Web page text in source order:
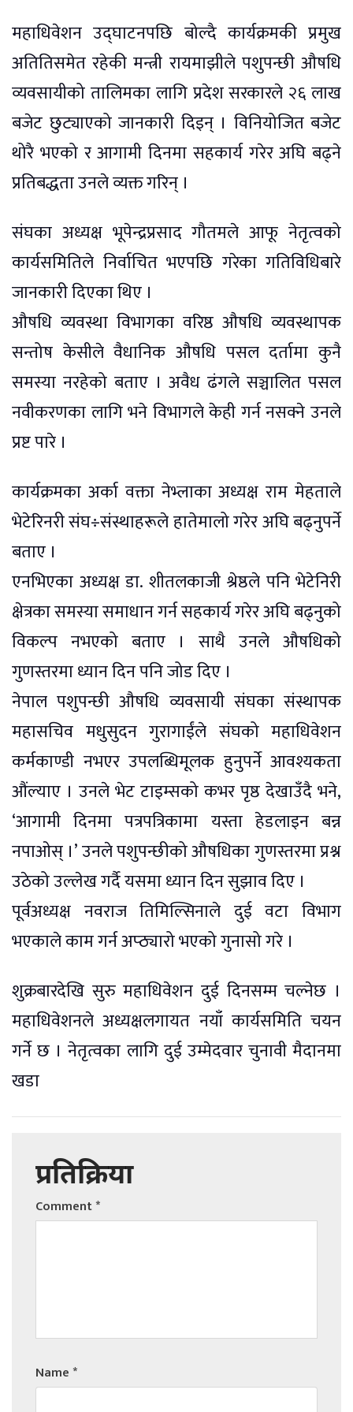
महाधिवेशन उद्घाटनपछि बोल्दै कार्यक्रमकी प्रमुख
अतितिसमेत रहेकी मन्त्री रायमाझीले पशुपन्छी औषधि
व्यवसायीको तालिमका लागि प्रदेश सरकारले २६ लाख
बजेट छुट्याएको जानकारी दिइन् । विनियोजित बजेट
थोरै भएको र आगामी दिनमा सहकार्य गरेर अघि बढ्ने
प्रतिबद्धता उनले व्यक्त गरिन् ।
संघका अध्यक्ष भूपेन्द्रप्रसाद गौतमले आफू नेतृत्वको
कार्यसमितिले निर्वाचित भएपछि गरेका गतिविधिबारे
जानकारी दिएका थिए ।
औषधि व्यवस्था विभागका वरिष्ठ औषधि व्यवस्थापक
सन्तोष केसीले वैधानिक औषधि पसल दर्तामा कुनै
समस्या नरहेको बताए । अवैध ढंगले सञ्चालित पसल
नवीकरणका लागि भने विभागले केही गर्न नसक्ने उनले
प्रष्ट पारे ।
कार्यक्रमका अर्का वक्ता नेभ्लाका अध्यक्ष राम मेहताले
भेटेरिनरी संघ÷संस्थाहरूले हातेमालो गरेर अघि बढ्नुपर्ने
बताए ।
एनभिएका अध्यक्ष डा. शीतलकाजी श्रेष्ठले पनि भेटेनिरी
क्षेत्रका समस्या समाधान गर्न सहकार्य गरेर अघि बढ्नुको
विकल्प नभएको बताए । साथै उनले औषधिको
गुणस्तरमा ध्यान दिन पनि जोड दिए ।
नेपाल पशुपन्छी औषधि व्यवसायी संघका संस्थापक
महासचिव मधुसुदन गुरागाईंले संघको महाधिवेशन
कर्मकाण्डी नभएर उपलब्धिमूलक हुनुपर्ने आवश्यकता
औंल्याए । उनले भेट टाइम्सको कभर पृष्ठ देखाउँदै भने,
‘आगामी दिनमा पत्रपत्रिकामा यस्ता हेडलाइन बन्न
नपाओस् ।’ उनले पशुपन्छीको औषधिका गुणस्तरमा प्रश्न
उठेको उल्लेख गर्दै यसमा ध्यान दिन सुझाव दिए ।
पूर्वअध्यक्ष नवराज तिमिल्सिनाले दुई वटा विभाग
भएकाले काम गर्न अप्ठ्यारो भएको गुनासो गरे ।
शुक्रबारदेखि सुरु महाधिवेशन दुई दिनसम्म चल्नेछ ।
महाधिवेशनले अध्यक्षलगायत नयाँ कार्यसमिति चयन
गर्ने छ । नेतृत्वका लागि दुई उम्मेदवार चुनावी मैदानमा
खडा
प्रतिक्रिया
Comment*
Name*